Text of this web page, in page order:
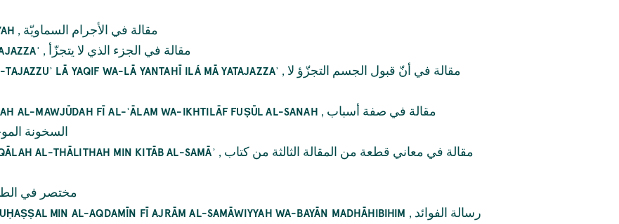
, مقالة في الأجرام السماويّة
, مقالة في الجزء الذي لا يتجزّأ
LĀ YAQIF WA-LĀ YANTAHĪ ILÁ MĀ YATAJAZZAʾ , مقالة في أنّ قبول الجسم التجزّؤ لا
AL-MAWJŪDAH FĪ AL-ʿĀLAM WA-IKHTILĀF FUṢŪL AL-SANAH , مقالة في صفة أسباب
السخونة
AL-THĀLITHAH MIN KITĀB AL-SAMĀʾ , مقالة في معاني قطعة من المقالة الثالثة من كتاب
مختصر في
MIN AL-AQDAMĪN FĪ AJRĀM AL-SAMĀWIYYAH WA-BAYĀN MADHĀHIBIHIM , رسالة الفوائد